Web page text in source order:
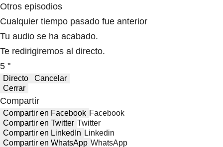
Otros episodios
Cualquier tiempo pasado fue anterior
Tu audio se ha acabado.
Te redirigiremos al directo.
5 "
Directo
Cancelar
Cerrar
Compartir
Compartir en Facebook Facebook
Compartir en Twitter Twitter
Compartir en LinkedIn Linkedin
Compartir en WhatsApp WhatsApp